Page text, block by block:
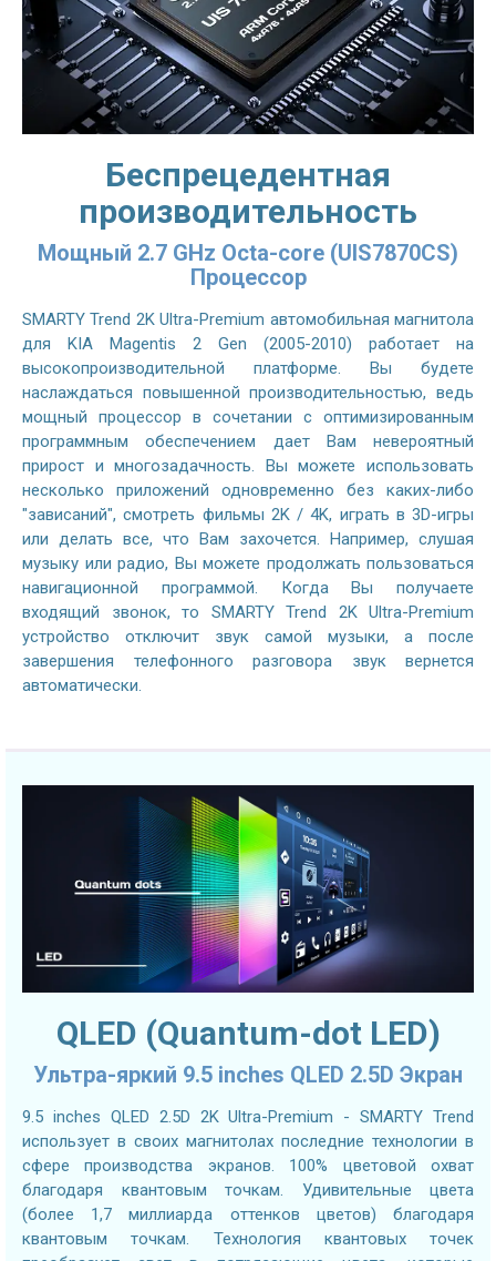
Беспрецедентная
производительность
Мощный 2.7 GHz Octa-core (UIS7870CS)
Процессор
SMARTY Trend 2K Ultra-Premium автомобильная магнитола
для KIA Magentis 2 Gen (2005-2010) работает на
высокопроизводительной платформе. Вы будете
наслаждаться повышенной производительностью, ведь
мощный процессор в сочетании с оптимизированным
программным обеспечением дает Вам невероятный
прирост и многозадачность. Вы можете использовать
несколько приложений одновременно без каких-либо
"зависаний", смотреть фильмы 2K / 4K, играть в 3D-игры
или делать все, что Вам захочется. Например, слушая
музыку или радио, Вы можете продолжать пользоваться
навигационной программой. Когда Вы получаете
входящий звонок, то SMARTY Trend 2K Ultra-Premium
устройство отключит звук самой музыки, а после
завершения телефонного разговора звук вернется
автоматически.
QLED (Quantum-dot LED)
Ультра-яркий 9.5 inches QLED 2.5D Экран
9.5 inches QLED 2.5D 2K Ultra-Premium - SMARTY Trend
использует в своих магнитолах последние технологии в
сфере производства экранов. 100% цветовой охват
благодаря квантовым точкам. Удивительные цвета
(более 1,7 миллиарда оттенков цветов) благодаря
квантовым точкам. Технология квантовых точек